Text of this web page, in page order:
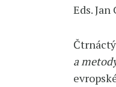
Eds.
a